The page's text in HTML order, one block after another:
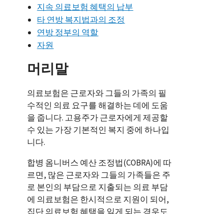
지속 의료보험 혜택의 납부
타 연방 복지법과의 조정
연방 정부의 역할
자원
머리말
의료보험은 근로자와 그들의 가족의 필
수적인 의료 요구를 해결하는 데에 도움
을 줍니다. 고용주가 근로자에게 제공할
수 있는 가장 기본적인 복지 중에 하나입
니다.
합병 옴니버스 예산 조정법(COBRA)에 따
르면, 많은 근로자와 그들의 가족들은 주
로 본인의 부담으로 지출되는 의료 부담
에 의료보험은 한시적으로 지원이 되어,
집단 의료보험 혜택을 잃게 되는 경우도